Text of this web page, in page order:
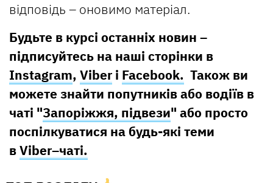
відповідь – оновимо матеріал.
Будьте в курсі останніх новин –
підписуйтесь на наші сторінки в
Instagram, Viber і Facebook. Також ви
можете знайти попутників або водіїв в
чаті "Запоріжжя, підвези" або просто
поспілкуватися на будь-які теми
вViber–чаті.